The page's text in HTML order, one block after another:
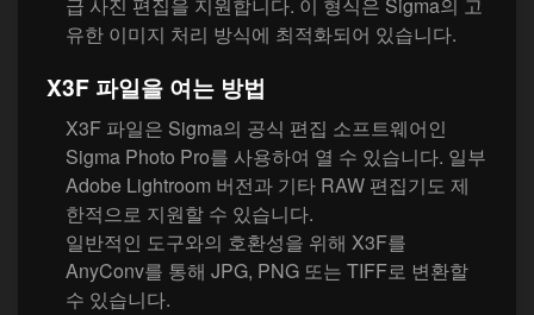
유한 이미지 처리 방식에 최적화되어 있습니다.
X3F 파일을 여는 방법
X3F 파일은 Sigma의 공식 편집 소프트웨어인
Sigma Photo Pro를 사용하여 열 수 있습니다. 일부
Adobe Lightroom 버전과 기타 RAW 편집기도 제
한적으로 지원할 수 있습니다.
일반적인 도구와의 호환성을 위해 X3F를
AnyConv를 통해 JPG, PNG 또는 TIFF로 변환할
수 있습니다.